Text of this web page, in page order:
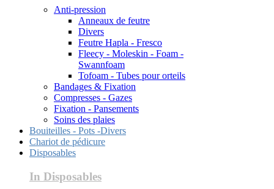
Anti-pression
Anneaux de feutre
Divers
Feutre Hapla - Fresco
Fleecy - Moleskin - Foam -
Swannfoam
Tofoam - Tubes pour orteils
Bandages & Fixation
Compresses - Gazes
Fixation - Pansements
Soins des plaies
Bouiteilles - Pots -Divers
Chariot de pédicure
Disposables
In Disposables